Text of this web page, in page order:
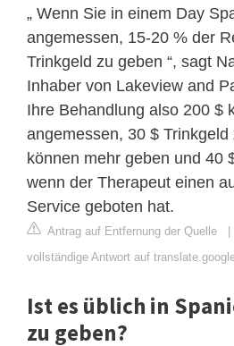
„ Wenn Sie in einem Day
angemessen, 15-20 % der
Trinkgeld zu geben “, sagt
Inhaber von Lakeview and
Ihre Behandlung also 200 $
angemessen, 30 $
können mehr geben und 40
wenn der Therapeut einen
Service geboten hat.
Antrag auf Entfernung der Quelle
vollständige Antwort auf
Ist es üblich in
zu geben?